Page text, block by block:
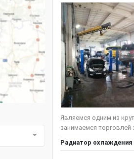
Являемся одним из
занимаемся торговлей
Радиатор охлаждения